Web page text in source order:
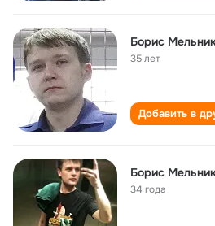
Борис
35 лет
Добавить в
Борис
34 года